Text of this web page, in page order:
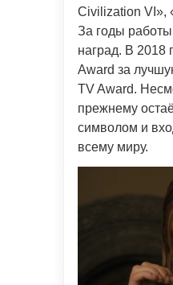
Civilization VI»,
За годы
наград. В 2018
Award за
TV Award.
прежнему
символом и
всему миру.